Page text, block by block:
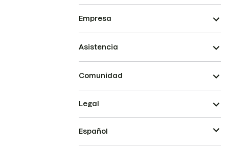
Empresa
Asistencia
Comunidad
Legal
Español